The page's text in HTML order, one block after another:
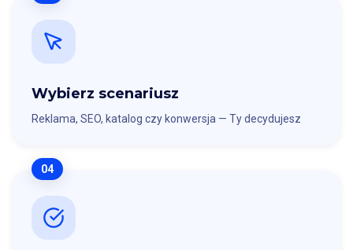
Wybierz scenariusz
Reklama, SEO, katalog czy konwersja — Ty decydujesz
04